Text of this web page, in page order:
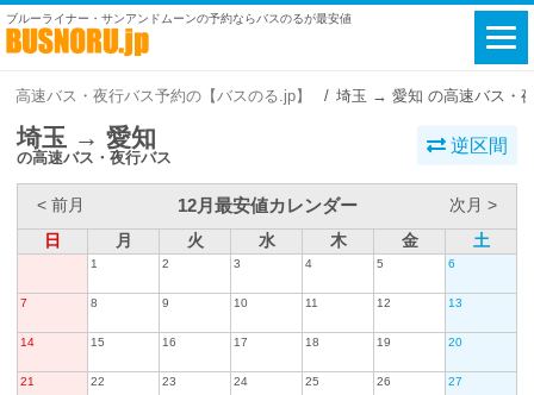
ブルーライナー・サンアンドムーンの予約ならバスのるが最安値
高速バス・夜行バス予約の【バスのる.jp】 埼玉 → 愛知 の高速バス・
埼玉 → 愛知
の高速バス・夜行バス
逆区間
< 前月 12月最安値カレンダー
次月 >
日
月 火 水 木 金 土
1 2 3 4 5 6
7 8 9 10 11 12 13
14 15 16 17 18 19 20
21 22 23 24 25 26 27